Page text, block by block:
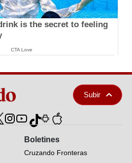
is the secret to feeling
CTA Love
Subir
Boletines
Cruzando Fronteras